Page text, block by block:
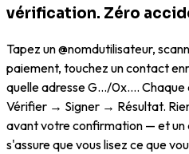
vérification. Zéro
Tapez un @nomdutilisateur,
paiement, touchez un contact
quelle adresse G…/0x….
Vérifier → Signer → Résultat.
avant votre confirmation — et
s'assure que vous lisez ce que